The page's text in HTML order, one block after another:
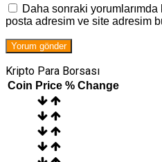
Daha sonraki yorumlarımda
posta adresim ve site adresim
Kripto Para Borsası
Coin Price % Change